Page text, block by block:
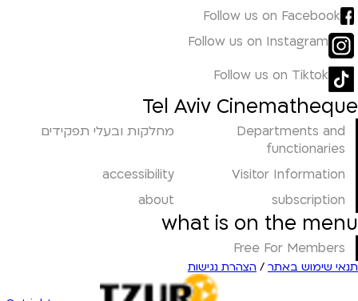
Follow us on Facebook
Follow us on Instagram
Follow us on Tiktok
Tel Aviv Cinematheque
Departments and
functionaries
מחלקות ובעלי תפקידים
Visitor Information
accessibility
subscription
about
what is on the menu
Free For Members
תנאי שימוש באתר / הצהרת נגישות